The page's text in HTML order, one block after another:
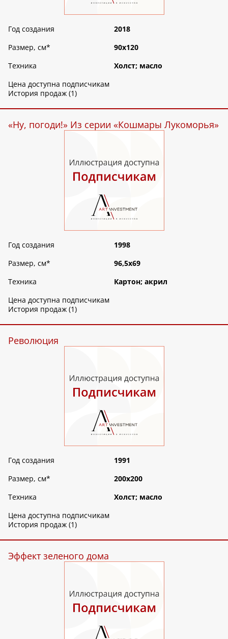
Год создания
2018
Размер, см*
90х120
Техника
Холст; масло
Цена доступна подписчикам
История продаж (1)
«Ну, погоди!» Из серии «Кошмары Лукоморья»
Год создания
1998
Размер, см*
96,5х69
Техника
Картон; акрил
Цена доступна подписчикам
История продаж (1)
Революция
Год создания
1991
Размер, см*
200х200
Техника
Холст; масло
Цена доступна подписчикам
История продаж (1)
Эффект зеленого дома